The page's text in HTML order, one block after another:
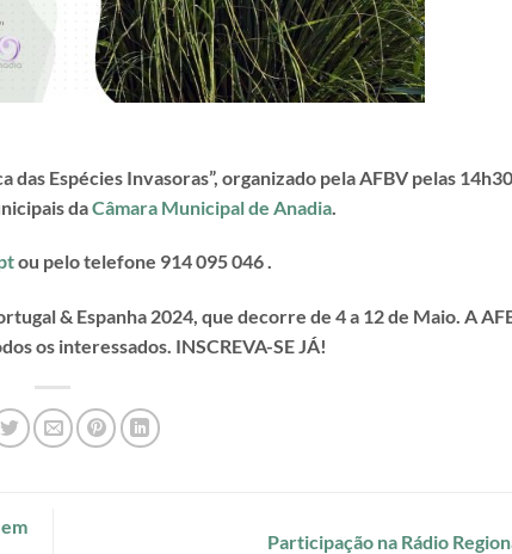
das Espécies Invasoras”, organizado pela AFBV pelas
daCâmara Municipal de Anadia
ou pelo telefone 914 095 046 .
& Espanha 2024, que decorre de 4 a 12 de Maio. A
os interessados. INSCREVA-SE JÁ!
Participação na Rádio